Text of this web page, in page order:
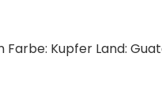
Kupfer Land: